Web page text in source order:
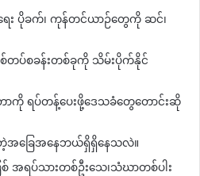
ေး ပိုခက်၊ ကုန်တင်ယာဉ်တွေကို ဆင်၊
တပ်စခန်းတစ်ခုကို သိမ်းပိုက်နိုင်
ာကို ရပ်တန့်ပေးဖို့ဒေသခံတွေတောင်းဆို
အခြေအနေဘယ်ရှိရှိနေသလဲ။
စ် အရပ်သားတစ်ဦးသေ၊သံဃာတစ်ပါး